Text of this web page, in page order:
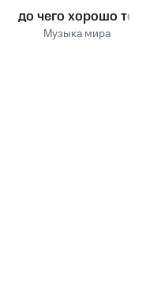
до чего хорошо то
Музыка мира